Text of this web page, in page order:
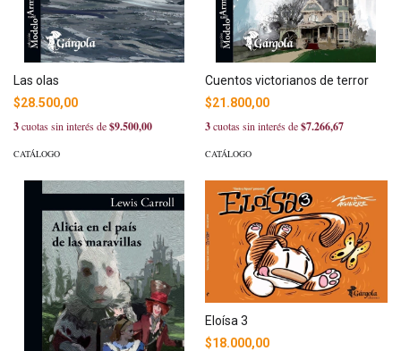
Las olas
$28.500,00
3cuotas sin interés de$9.500,00
CATÁLOGO
Cuentos victorianos de terror
$21.800,00
3cuotas sin interés de$7.266,67
CATÁLOGO
Eloísa 3
$18.000,00